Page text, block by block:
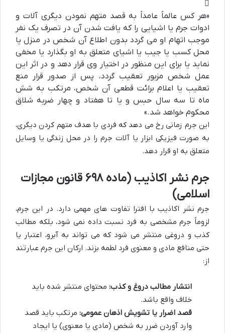
«هر کس عالماً عامداً به قصد متهم نمودن دیگری آلات و
ادوات جرم یا اشیایی را که یافت شدن آن در تصرف یک نفر
موجب اتهام او می گردد بدون اطلاع آن شخص در منزل یا
محل کسب یا جیب یا اشیای متعلق به او بگذارد یا مخفی
نماید یا برای این منظور در اختیار وی قرار دهد و در اثر این
عمل شخص مزبور تعقیب گردد، پس از صدور قرار منع
تعقیب یا اعلام برائت قطعی آن شخص، مرتکب به شش
ماه تا سه سال حبس و یا تا هفتاد و چهار ضربه شلاق
محکوم خواهد شد.»
این جرم زمانی رخ می دهد که فردی با هدف متهم کردن دیگری،
به صورت فیزیکی ابزار یا آلات جرم را در محل زندگی یا وسایل
متعلق به او قرار دهد.
جرم نشر اکاذیب (ماده ۶۹۸ قانون مجازات
اسلامی)
جرم نشر اکاذیب با افترا تفاوت های مهمی دارد. در این جرم،
لزوماً جرم مشخصی به فرد نسبت داده نمی شود، بلکه مطالب
کذب و دروغی منتشر می شود که می تواند به آبرو، اعتبار یا
حتی منافع مادی و معنوی فرد لطمه بزند. ارکان این جرم عبارتند
از:
انتشار مطالب دروغ و کذب: محتوای منتشر شده باید
خلاف واقع باشد.
قصد اضرار یا تشویش اذهان عمومی: مرتکب باید قصد
وارد آوردن ضرر به شخص (مادی یا معنوی) یا ایجاد